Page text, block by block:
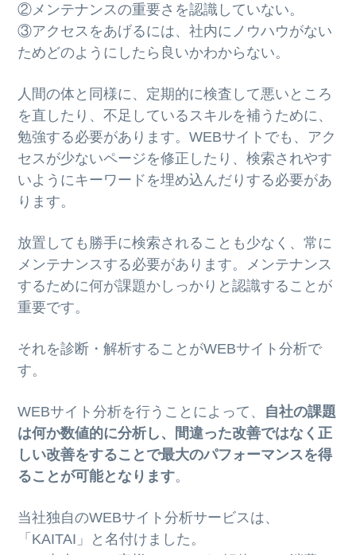
②メンテナンスの重要さを認識していない。
③アクセスをあげるには、社内にノウハウがない
ためどのようにしたら良いかわからない。
人間の体と同様に、定期的に検査して悪いところ
を直したり、不足しているスキルを補うために、
勉強する必要があります。WEBサイトでも、アク
セスが少ないページを修正したり、検索されやす
いようにキーワードを埋め込んだりする必要があ
ります。
放置しても勝手に検索されることも少なく、常に
メンテナンスする必要があります。メンテナンス
するために何が課題かしっかりと認識することが
重要です。
それを診断・解析することがWEBサイト分析で
す。
WEBサイト分析を行うことによって、 自社の課題
は何か数値的に分析し、間違った改善ではなく正
しい改善をすることで最大のパフォーマンスを得
ることが可能となります。
当社独自のWEBサイト分析サービスは、
「KAITAI」と名付けました。